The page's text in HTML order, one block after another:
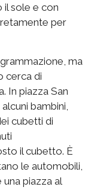
sole e con
per
ma
cerca di
In piazza San
bambini,
cubetti di
il cubetto. È
le automobili,
piazza al